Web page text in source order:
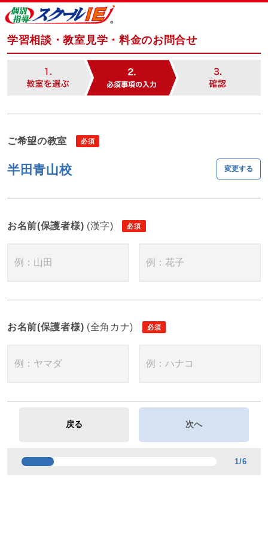
学習相談・教室見学・料金のお問合せ
ご希望の教室
半田青山校 変更する
お名前(保護者様) (漢字)
お名前(保護者様) (全角カナ)
1/6